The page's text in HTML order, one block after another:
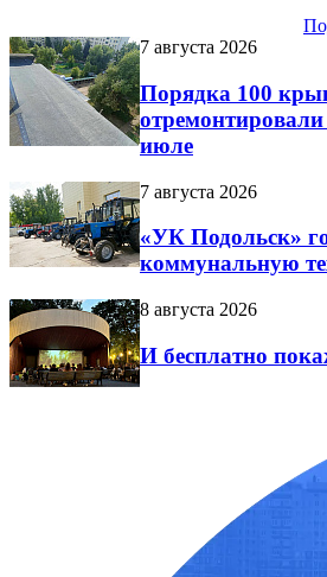
7 августа 2026
Порядка 100
июле
7 августа 2026
«УК Подольск»
коммунальную
8 августа 2026
И бесплатно